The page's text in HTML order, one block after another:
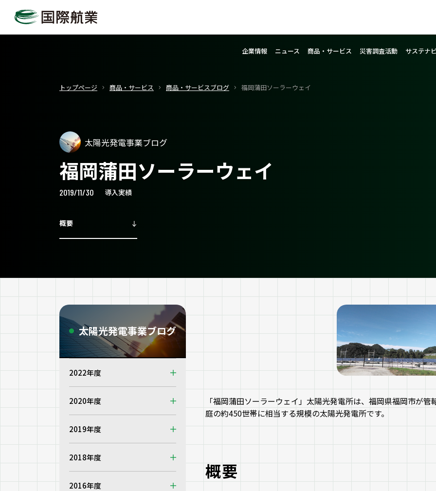
企業情報 ニュース 商品・サービス 災害調査活動 サステナ
トップページ 商品・サービス 商品・サービスブログ 福岡蒲田ソーラーウェイ
太陽光発電事業ブログ
福岡蒲田ソーラーウェイ
2019/11/30 導入実績
概要
「福岡蒲田ソーラーウェイ」太陽光発電所は、福岡県福岡市が
庭の約450世帯に相当する規模の太陽光発電所です。
概要
太陽光発電事業ブログ
2022年度
2020年度
2019年度
2018年度
2016年度